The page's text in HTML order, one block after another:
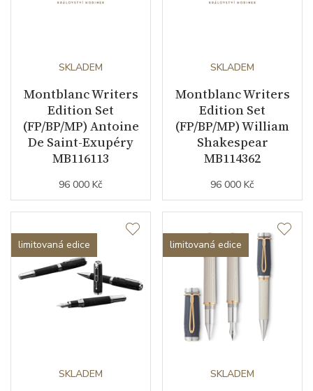
SKLADEM
Montblanc Writers
Edition Set
(FP/BP/MP) Antoine
De Saint-Exupéry
MB116113
96 000 Kč
SKLADEM
Montblanc Writers
Edition Set
(FP/BP/MP) William
Shakespear
MB114362
96 000 Kč
limitovaná edice
SKLADEM
limitovaná edice
SKLADEM